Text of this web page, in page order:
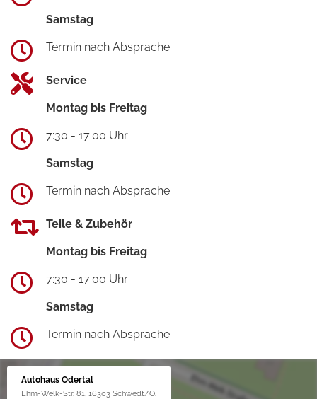
Samstag
Termin nach Absprache
Service
Montag bis Freitag
7:30 - 17:00 Uhr
Samstag
Termin nach Absprache
Teile & Zubehör
Montag bis Freitag
7:30 - 17:00 Uhr
Samstag
Termin nach Absprache
Autohaus Odertal
Ehm-Welk-Str. 81, 16303 Schwedt/O.